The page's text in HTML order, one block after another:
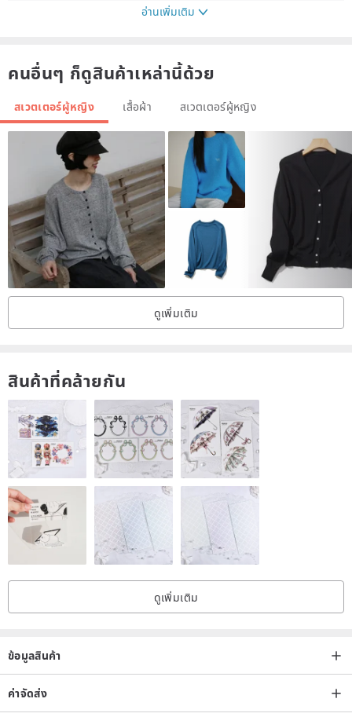
อ่านเพิ่มเติม
คนอื่นๆ ก็ดูสินค้าเหล่านี้ด้วย
สเวตเตอร์ผู้หญิง เสื้อผ้า สเวตเตอร์ผู้หญิง
ดูเพิ่มเติม
สินค้าที่คล้ายกัน
ดูเพิ่มเติม
ข้อมูลสินค้า
ค่าจัดส่ง